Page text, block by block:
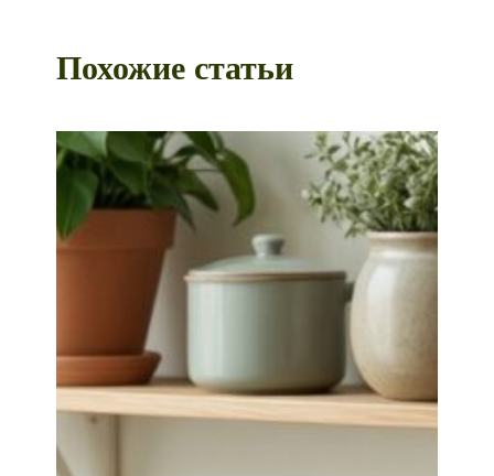
Похожие статьи